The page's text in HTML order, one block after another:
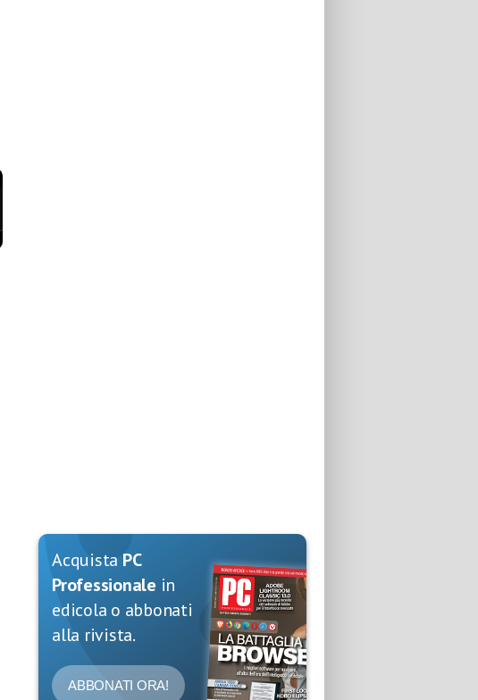
Acquista PC
Professionale in
edicola o abbonati
alla rivista.
ABBONATI ORA!